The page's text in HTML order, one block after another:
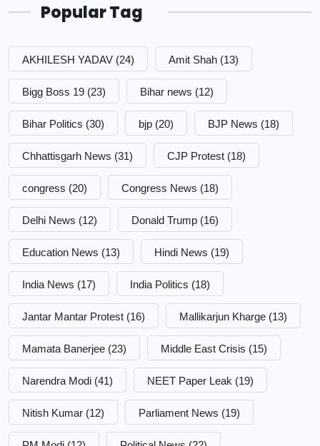
Popular Tag
AKHILESH YADAV (24) Amit Shah (13)
Bigg Boss 19 (23) Bihar news (12)
Bihar Politics (30) bjp (20) BJP News (18)
Chhattisgarh News (31) CJP Protest (18)
congress (20) Congress News (18)
Delhi News (12) Donald Trump (16)
Education News (13) Hindi News (19)
India News (17) India Politics (18)
Jantar Mantar Protest (16) Mallikarjun Kharge (13)
Mamata Banerjee (23) Middle East Crisis (15)
Narendra Modi (41) NEET Paper Leak (19)
Nitish Kumar (12) Parliament News (19)